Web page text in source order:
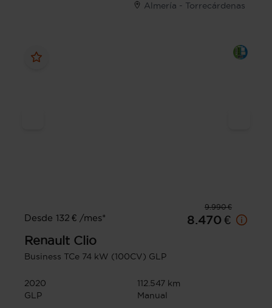
Almería - Torrecárdenas
9.990 €
Desde 132 € /mes*
8.470 €
Renault Clio
Business TCe 74 kW (100CV) GLP
2020
112.547 km
GLP
Manual